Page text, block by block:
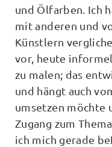
und Ölfarben. Ich
mit anderen und
Künstlern
vor, heute
zu malen; das
und hängt auch
umsetzen möchte
Zugang zum
ich mich gerade